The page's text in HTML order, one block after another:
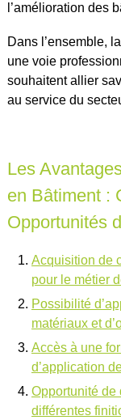
l’amélioration des
Dans l’ensemble,
une voie
souhaitent allier
au service du
Les
en Bâtiment :
Opportunités
Acquisition de
pour le métier
Possibilité
matériaux et
Accès à une
d’application
Opportunité de
différentes